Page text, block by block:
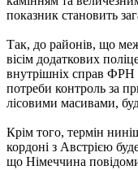
показник становить
Так, до районів, що
вісім додаткових
внутрішніх справ ФРН
потреби контроль за
лісовими масивами,
Крім того, термін
кордоні з Австрією
що Німеччина